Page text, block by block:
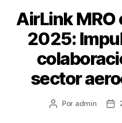
AirLink MRO
2025:
sector
Por admin